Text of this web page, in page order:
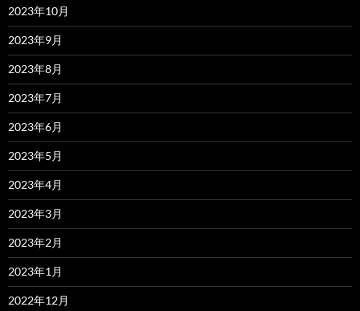
2023年10月
2023年9月
2023年8月
2023年7月
2023年6月
2023年5月
2023年4月
2023年3月
2023年2月
2023年1月
2022年12月